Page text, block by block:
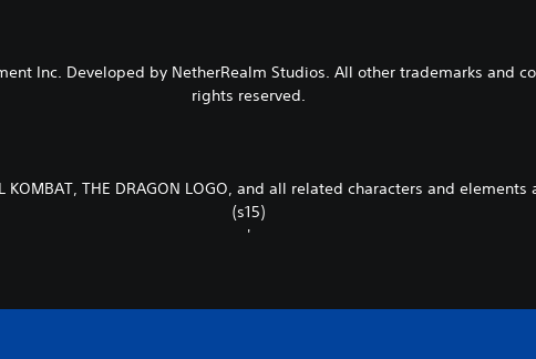
Inc. Developed by NetherRealm Studios. All other trademarks
rights reserved.
KOMBAT, THE DRAGON LOGO, and all related characters and
(s15)
'